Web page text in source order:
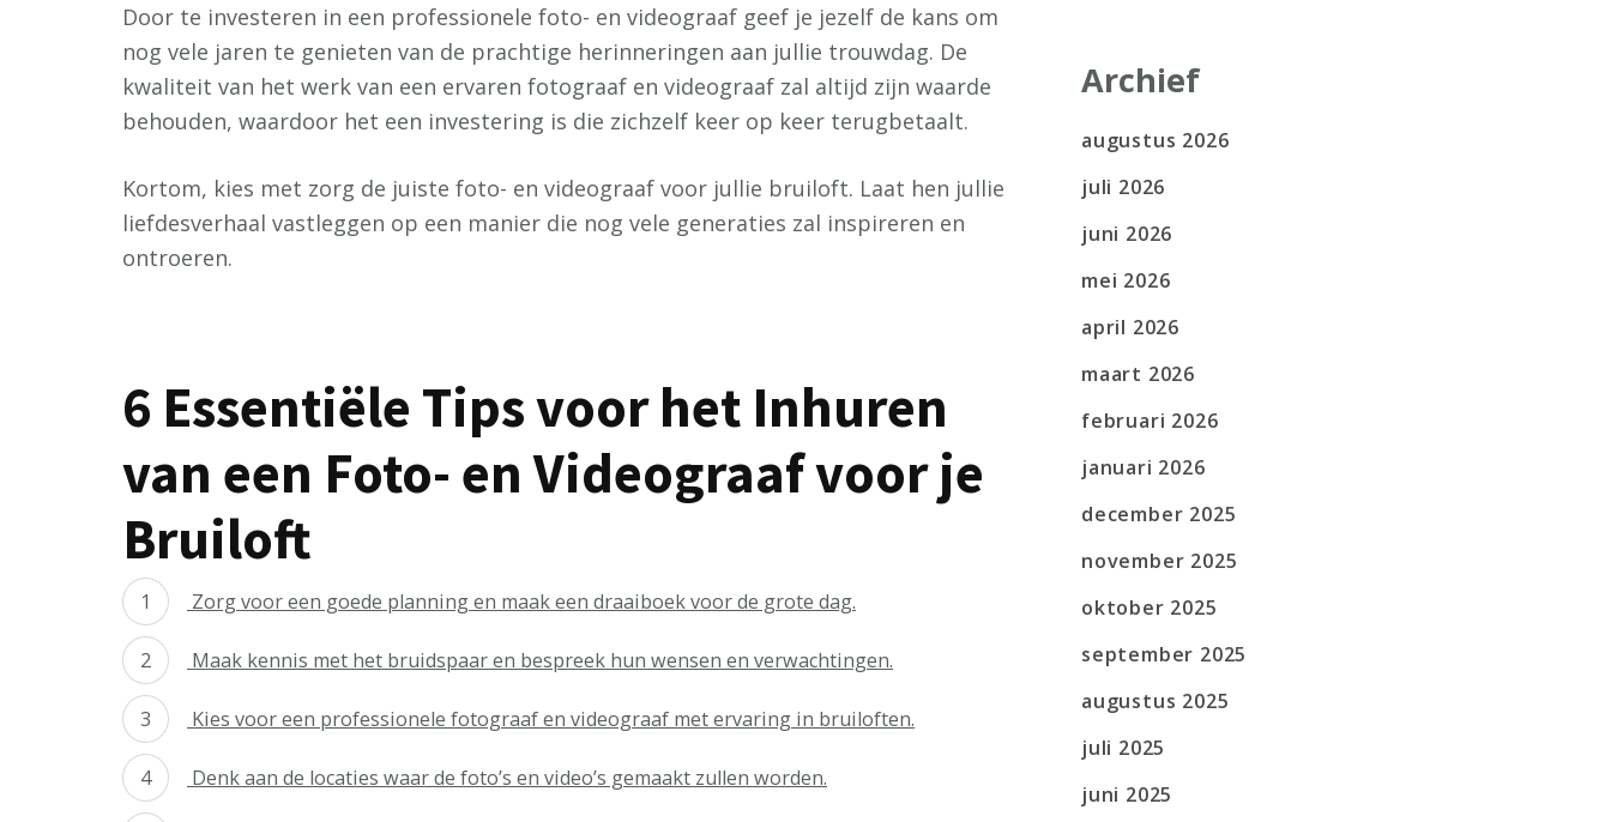
Door te investeren in een professionele foto- en videograaf geef je jezelf de kans om
nog vele jaren te genieten van de prachtige herinneringen aan jullie trouwdag. De
kwaliteit van het werk van een ervaren fotograaf en videograaf zal altijd zijn waarde
behouden, waardoor het een investering is die zichzelf keer op keer terugbetaalt.
Kortom, kies met zorg de juiste foto- en videograaf voor jullie bruiloft. Laat hen jullie
liefdesverhaal vastleggen op een manier die nog vele generaties zal inspireren en
ontroeren.
6 Essentiële Tips voor het Inhuren
van een Foto- en Videograaf voor je
Bruiloft
Zorg voor een goede planning en maak een draaiboek voor de grote dag.
Maak kennis met het bruidspaar en bespreek hun wensen en verwachtingen.
Kies voor een professionele fotograaf en videograaf met ervaring in bruiloften.
Denk aan de locaties waar de foto’s en video’s gemaakt zullen worden.
Archief
augustus 2026
juli 2026
juni 2026
mei 2026
april 2026
maart 2026
februari 2026
januari 2026
december 2025
november 2025
oktober 2025
september 2025
augustus 2025
juli 2025
juni 2025